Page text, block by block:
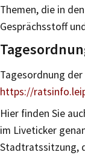
Themen, die in
Gesprächsstoff
Tagesordnung der
https://
Hier finden Sie
im Liveticker
Stadtratssitzung,